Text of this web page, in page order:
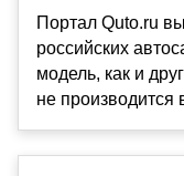
Портал Quto.ru
российских
модель, как и
не производится